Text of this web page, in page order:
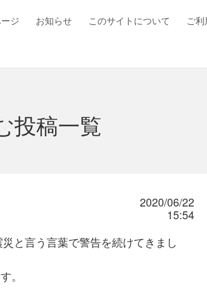
ジ お知らせ このサイトについて ご
投稿一覧
2020/06/22
15:54
と言う言葉で警告を続けてきまし
。